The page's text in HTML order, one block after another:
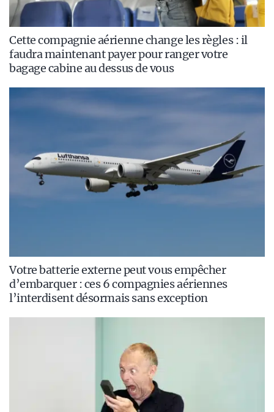
Cette compagnie aérienne change les règles : il
faudra maintenant payer pour ranger votre
bagage cabine au dessus de vous
Votre batterie externe peut vous empêcher
d’embarquer : ces 6 compagnies aériennes
l’interdisent désormais sans exception